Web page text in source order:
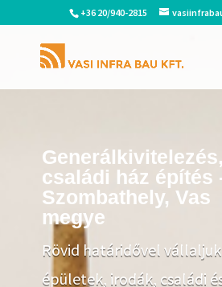
+36 20/940-2815
Generálkivitelezés,
családi ház építés
Szombathely, Vas
megye
Rövid határidővel vállaljuk
épületek, irodák, családi